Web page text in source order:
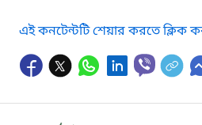
এই কনটেন্টটি শেয়ার করতে ক্লিক